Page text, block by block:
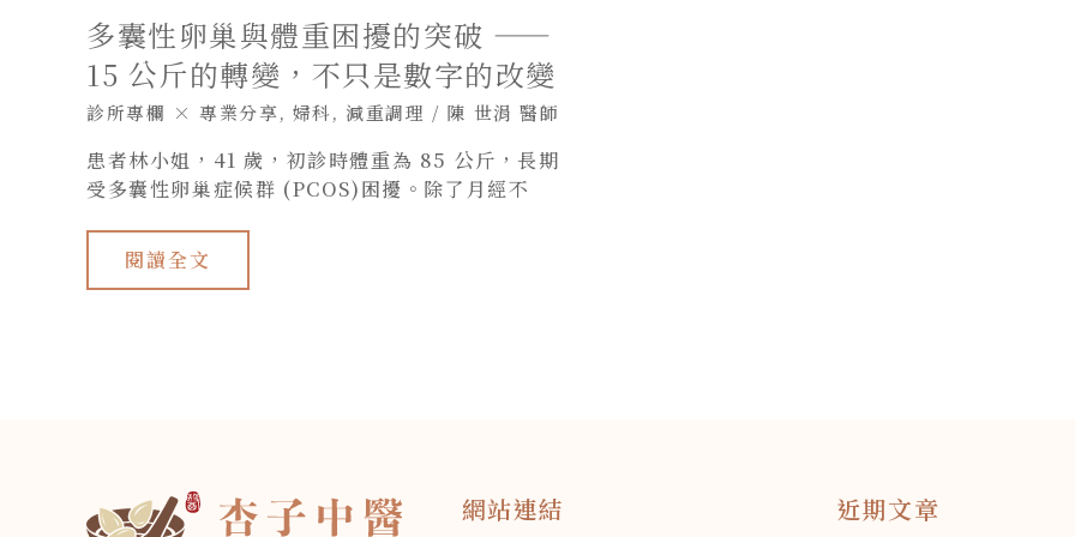
多囊性卵巢與體重困擾的突破 ——
15 公斤的轉變，不只是數字的改變
診所專欄 × 專業分享, 婦科, 減重調理 / 陳 世涓 醫師
患者林小姐，41 歲，初診時體重為 85 公斤，長期
受多囊性卵巢症候群 (PCOS)困擾。除了月經不
轉
變，
不
只
是
數
字
的
改
變
閱讀全文
網站連結 近期文章